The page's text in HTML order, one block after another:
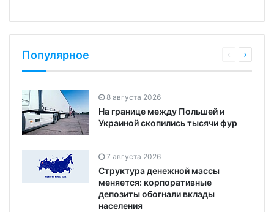
Популярное
8 августа 2026
На границе между Польшей и
Украиной скопились тысячи фур
7 августа 2026
Структура денежной массы
меняется: корпоративные
депозиты обогнали вклады
населения